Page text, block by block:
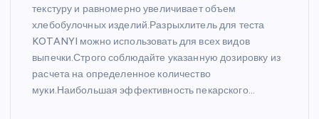
текстуру и равномерно увеличивает объем
хлебобулочных изделий.Разрыхлитель для теста
KOTANYI можно использовать для всех видов
выпечки.Строго соблюдайте указанную дозировку из
расчета на определенное количество
муки.Наибольшая эффективность пекарского…